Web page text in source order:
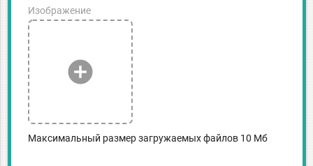
add_circle
Изображение
Максимальный размер загружаемых файлов 10 Мб